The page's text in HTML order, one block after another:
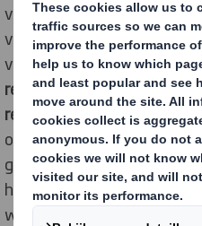
vanuit onze afnemers een
verder verduurzamen van
van de voorbeelden is het
recyclebare alternatieven
recyclen plastic
ontstaat. Deze vraag naar
gedreven door de
het bewustzijn van de
worden voldaan door de